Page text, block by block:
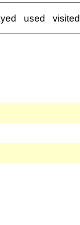
used visited